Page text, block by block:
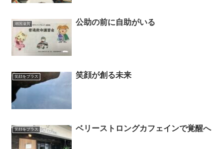
湖国滋賀 公助の前に自助がいる
笑顔をプラス 笑顔が創る未来
笑顔をプラス ベリーストロングカフェインで覚醒へ